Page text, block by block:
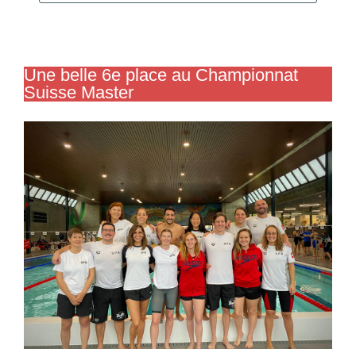
Une belle 6e place au Championnat
Suisse Master